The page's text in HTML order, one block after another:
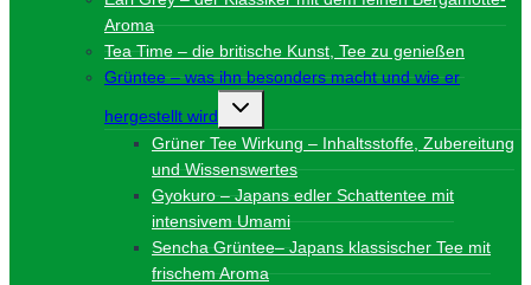
Aroma
Tea Time – die britische Kunst, Tee zu genießen
Grüntee – was ihn besonders macht und wie er
hergestellt wird
Untermenü
Grüner Tee Wirkung – Inhaltsstoffe, Zubereitung
und Wissenswertes
Gyokuro – Japans edler Schattentee mit
intensivem Umami
Sencha Grüntee– Japans klassischer Tee mit
frischem Aroma